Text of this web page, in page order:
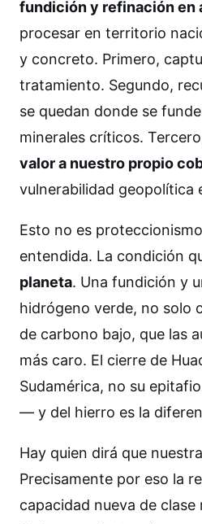
fundición y refinación en
procesar en territorio
y concreto. Primero,
tratamiento. Segundo,
se quedan donde se
minerales críticos.
valor a nuestro propio
vulnerabilidad geopolítica
Esto no es
entendida. La condición
planeta. Una fundición y
hidrógeno verde, no solo
de carbono bajo, que las
más caro. El cierre de
Sudamérica, no su
— y del hierro es la
Hay quien dirá que
Precisamente por eso la
capacidad nueva de